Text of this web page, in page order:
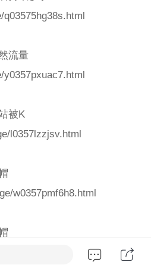
流量
被K
l0357lzzjsv.html
黑帽
w0357pmf6h8.html
白帽